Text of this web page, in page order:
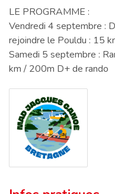
LE PROGRAMME :
Vendredi 4 septembre :
rejoindre le Pouldu : 15
Samedi 5 septembre :
km / 200m D+ de rando